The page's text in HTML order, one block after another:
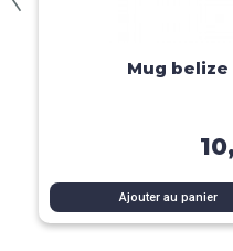
Mug belize
Ajouter au panier